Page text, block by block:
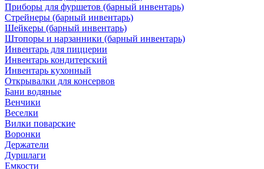
Приборы для фуршетов (барный инвентарь)
Стрейнеры (барный инвентарь)
Шейкеры (барный инвентарь)
Штопоры и нарзанники (барный инвентарь)
Инвентарь для пиццерии
Инвентарь кондитерский
Инвентарь кухонный
Открывалки для консервов
Бани водяные
Венчики
Веселки
Вилки поварские
Воронки
Держатели
Дуршлаги
Емкости